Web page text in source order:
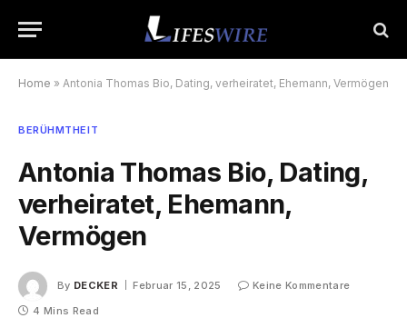
Home » Antonia Thomas Bio, Dating, verheiratet, Ehemann, Vermögen
BERÜHMTHEIT
Antonia Thomas Bio, Dating,
verheiratet, Ehemann,
Vermögen
By DECKER Februar 15, 2025
Keine Kommentare
4 Mins Read